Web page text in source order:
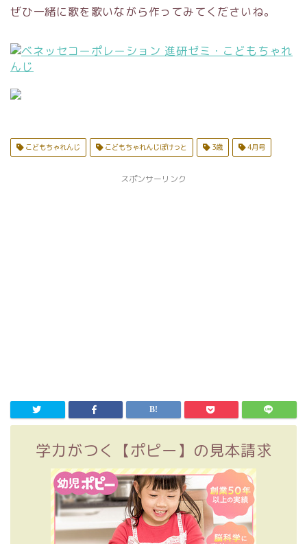
ぜひ一緒に歌を歌いながら作ってみてくださいね。
こどもちゃれんじ こどもちゃれんじぽけっと 3歳 4月号
スポンサーリンク
学力がつく【ポピー】の見本請求